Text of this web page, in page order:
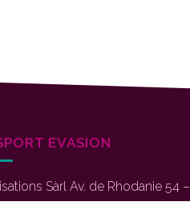
EVASION
Sàrl Av. de Rhodanie 54 –